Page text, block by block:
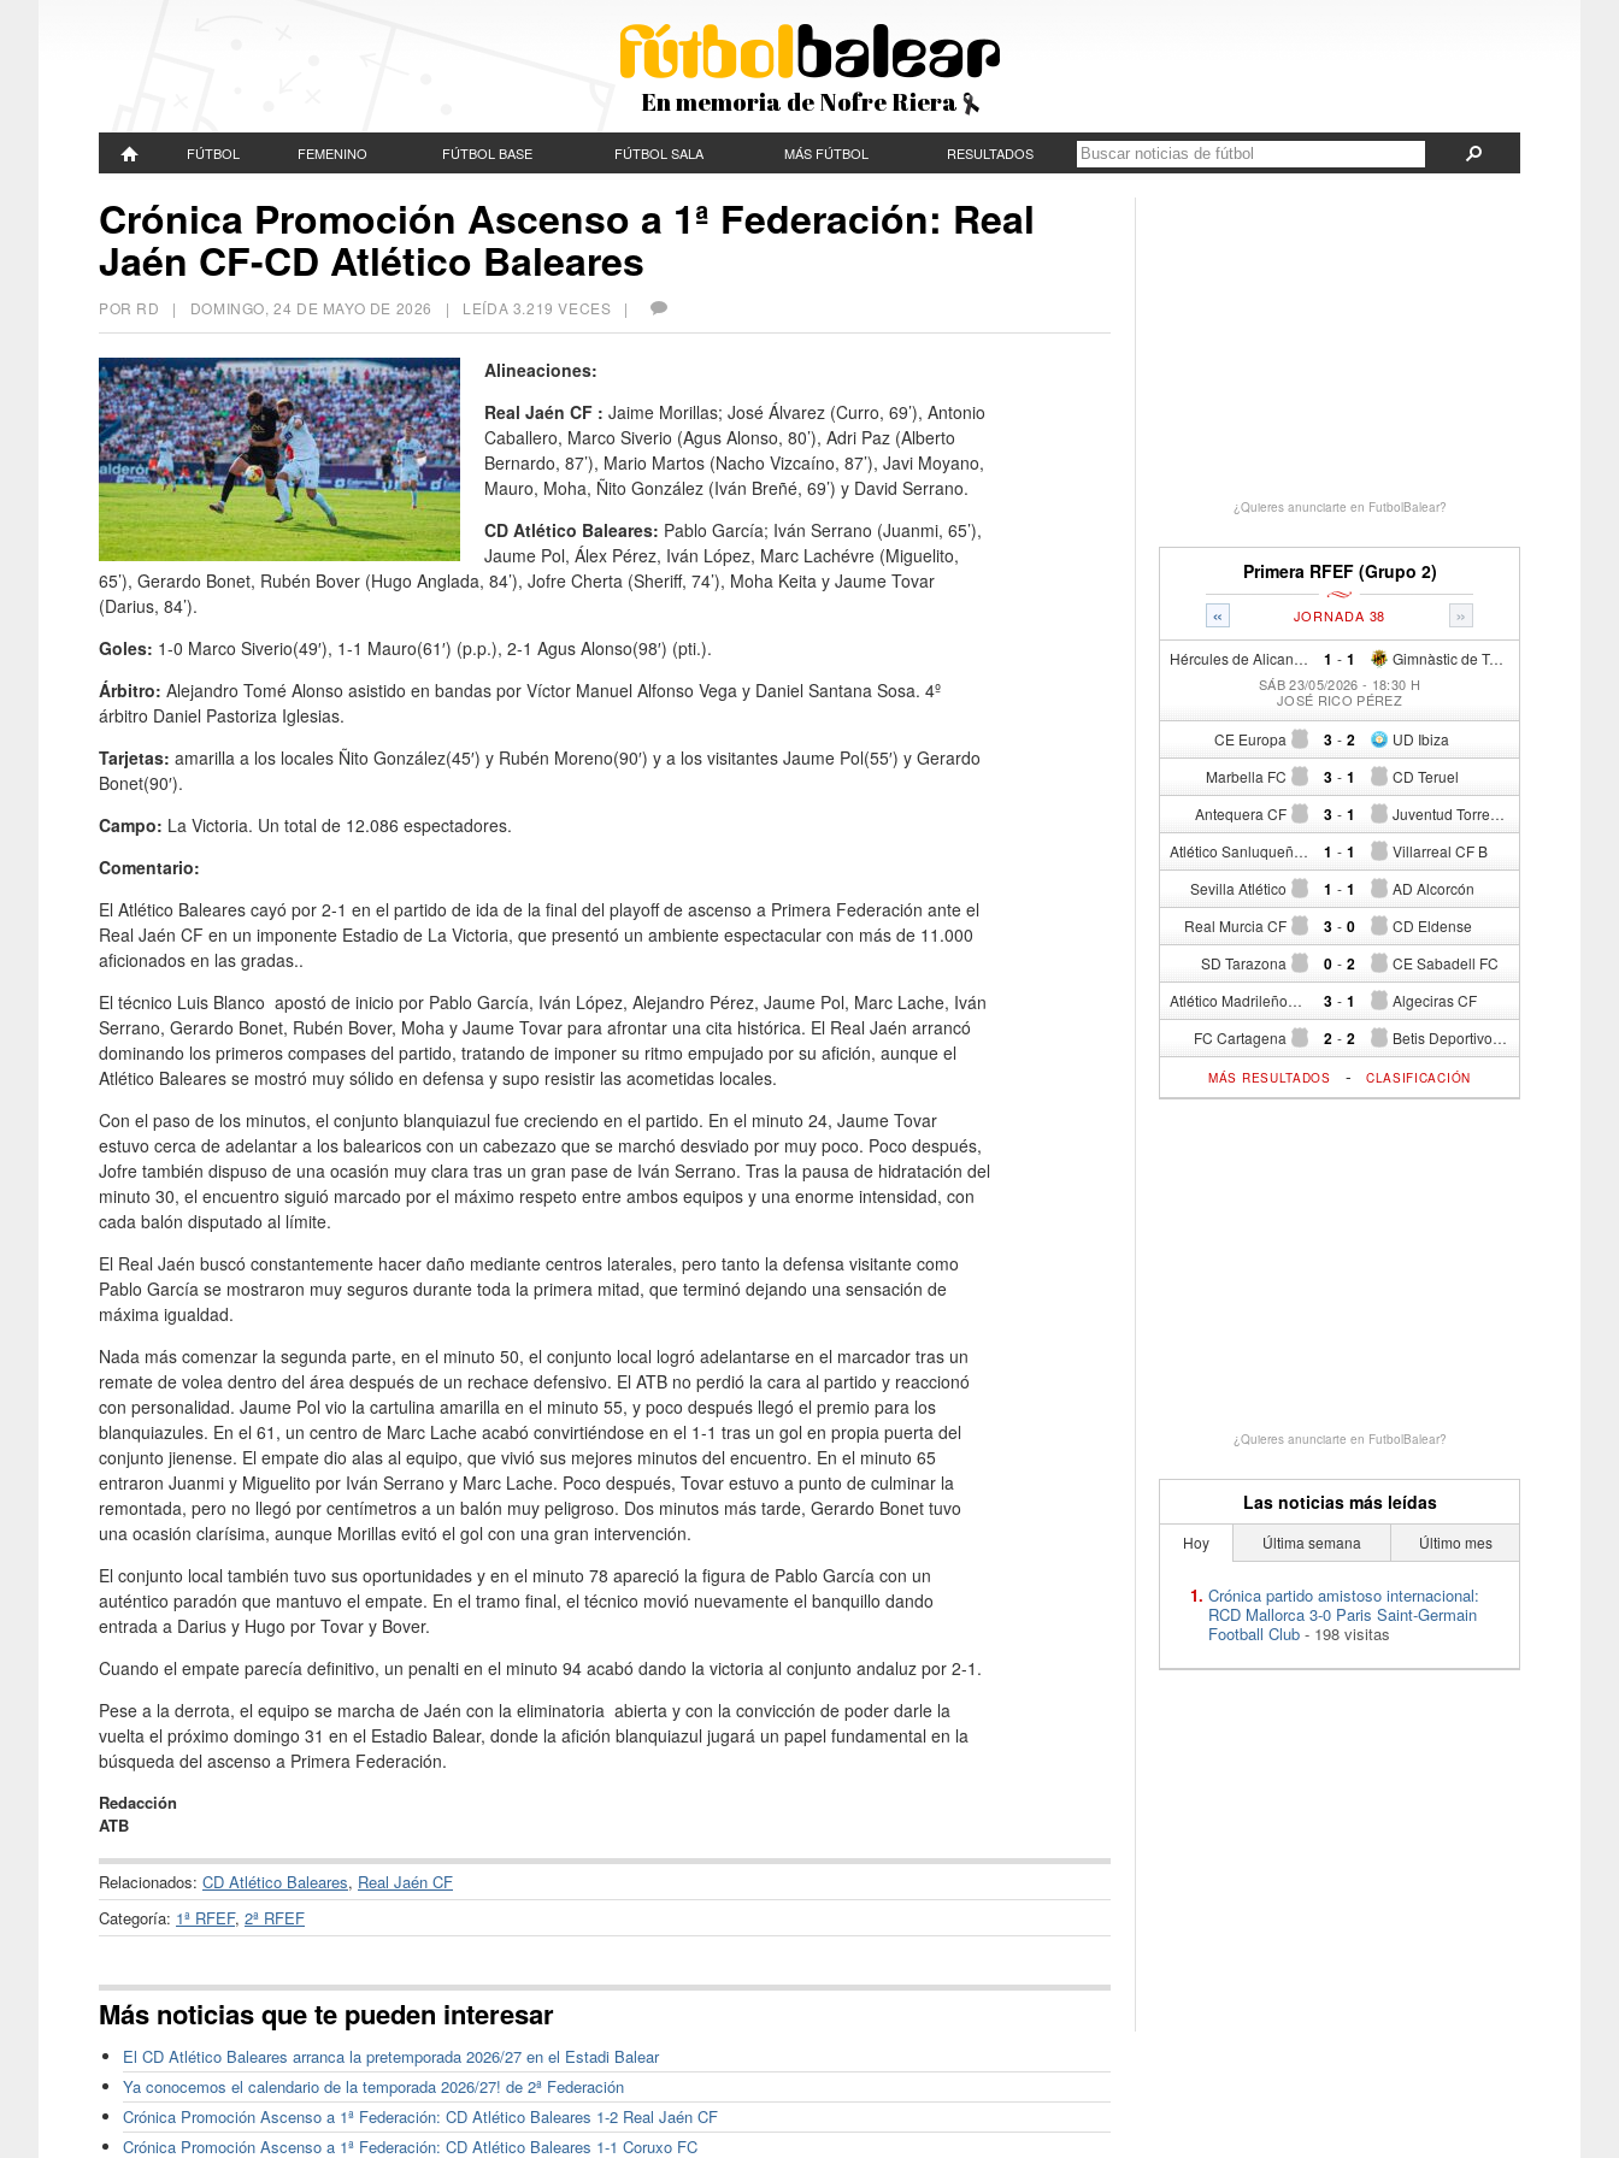
En memoria de Nofre Riera
FÚTBOL FEMENINO FÚTBOL BASE FÚTBOL SALA MÁS FÚTBOL RESULTADOS
Crónica Promoción Ascenso a 1ª Federación: Real
Jaén CF-CD Atlético Baleares
POR RD | DOMINGO, 24 DE MAYO DE 2026 | LEÍDA 3.219 VECES |
Alineaciones:
Real Jaén CF : Jaime Morillas; José Álvarez (Curro, 69’), Antonio
Caballero, Marco Siverio (Agus Alonso, 80’), Adri Paz (Alberto
Bernardo, 87’), Mario Martos (Nacho Vizcaíno, 87’), Javi Moyano,
Mauro, Moha, Ñito González (Iván Breñé, 69’) y David Serrano.
CD Atlético Baleares: Pablo García; Iván Serrano (Juanmi, 65’),
Jaume Pol, Álex Pérez, Iván López, Marc Lachévre (Miguelito,
65’), Gerardo Bonet, Rubén Bover (Hugo Anglada, 84’), Jofre Cherta (Sheriff, 74’), Moha Keita y Jaume Tovar
(Darius, 84’).
Goles: 1-0 Marco Siverio(49′), 1-1 Mauro(61′) (p.p.), 2-1 Agus Alonso(98′) (pti.).
Árbitro: Alejandro Tomé Alonso asistido en bandas por Víctor Manuel Alfonso Vega y Daniel Santana Sosa. 4º
árbitro Daniel Pastoriza Iglesias.
Tarjetas: amarilla a los locales Ñito González(45′) y Rubén Moreno(90′) y a los visitantes Jaume Pol(55′) y Gerardo
Bonet(90′).
Campo: La Victoria. Un total de 12.086 espectadores.
Comentario:
El Atlético Baleares cayó por 2-1 en el partido de ida de la final del playoff de ascenso a Primera Federación ante el
Real Jaén CF en un imponente Estadio de La Victoria, que presentó un ambiente espectacular con más de 11.000
aficionados en las gradas..
El técnico Luis Blanco apostó de inicio por Pablo García, Iván López, Alejandro Pérez, Jaume Pol, Marc Lache, Iván
Serrano, Gerardo Bonet, Rubén Bover, Moha y Jaume Tovar para afrontar una cita histórica. El Real Jaén arrancó
dominando los primeros compases del partido, tratando de imponer su ritmo empujado por su afición, aunque el
Atlético Baleares se mostró muy sólido en defensa y supo resistir las acometidas locales.
Con el paso de los minutos, el conjunto blanquiazul fue creciendo en el partido. En el minuto 24, Jaume Tovar
estuvo cerca de adelantar a los balearicos con un cabezazo que se marchó desviado por muy poco. Poco después,
Jofre también dispuso de una ocasión muy clara tras un gran pase de Iván Serrano. Tras la pausa de hidratación del
minuto 30, el encuentro siguió marcado por el máximo respeto entre ambos equipos y una enorme intensidad, con
cada balón disputado al límite.
El Real Jaén buscó constantemente hacer daño mediante centros laterales, pero tanto la defensa visitante como
Pablo García se mostraron muy seguros durante toda la primera mitad, que terminó dejando una sensación de
máxima igualdad.
Nada más comenzar la segunda parte, en el minuto 50, el conjunto local logró adelantarse en el marcador tras un
remate de volea dentro del área después de un rechace defensivo. El ATB no perdió la cara al partido y reaccionó
con personalidad. Jaume Pol vio la cartulina amarilla en el minuto 55, y poco después llegó el premio para los
blanquiazules. En el 61, un centro de Marc Lache acabó convirtiéndose en el 1-1 tras un gol en propia puerta del
conjunto jienense. El empate dio alas al equipo, que vivió sus mejores minutos del encuentro. En el minuto 65
entraron Juanmi y Miguelito por Iván Serrano y Marc Lache. Poco después, Tovar estuvo a punto de culminar la
remontada, pero no llegó por centímetros a un balón muy peligroso. Dos minutos más tarde, Gerardo Bonet tuvo
una ocasión clarísima, aunque Morillas evitó el gol con una gran intervención.
El conjunto local también tuvo sus oportunidades y en el minuto 78 apareció la figura de Pablo García con un
auténtico paradón que mantuvo el empate. En el tramo final, el técnico movió nuevamente el banquillo dando
entrada a Darius y Hugo por Tovar y Bover.
Cuando el empate parecía definitivo, un penalti en el minuto 94 acabó dando la victoria al conjunto andaluz por 2-1.
Pese a la derrota, el equipo se marcha de Jaén con la eliminatoria abierta y con la convicción de poder darle la
vuelta el próximo domingo 31 en el Estadio Balear, donde la afición blanquiazul jugará un papel fundamental en la
búsqueda del ascenso a Primera Federación.
Redacción
ATB
Relacionados: CD Atlético Baleares, Real Jaén CF
Categoría: 1ª RFEF, 2ª RFEF
Más noticias que te pueden interesar
El CD Atlético Baleares arranca la pretemporada 2026/27 en el Estadi Balear
Ya conocemos el calendario de la temporada 2026/27! de 2ª Federación
Crónica Promoción Ascenso a 1ª Federación: CD Atlético Baleares 1-2 Real Jaén CF
Crónica Promoción Ascenso a 1ª Federación: CD Atlético Baleares 1-1 Coruxo FC
¿Quieres anunciarte en FutbolBalear?
Primera RFEF (Grupo 2)
« »
JORNADA 38
Hércules de Alicante CF 1 - Gimnàstic de Tarragona
1
SÁB 23/05/2026 - 18:30 H
JOSÉ RICO PÉREZ
CE Europa 3 - UD Ibiza
2
Marbella FC 3 - CD Teruel
1
Antequera CF 3 - Juventud Torremolinos CF
1
Atlético Sanluqueño CF 1 - Villarreal CF B
1
Sevilla Atlético 1 - AD Alcorcón
1
Real Murcia CF 3 - CD Eldense
0
SD Tarazona 0 - CE Sabadell FC
2
Atlético Madrileño 3 - Algeciras CF
1
FC Cartagena 2 - Betis Deportivo Balompié
2
MÁS RESULTADOS - CLASIFICACIÓN
¿Quieres anunciarte en FutbolBalear?
Las noticias más leídas
Hoy Última semana Último mes
Crónica partido amistoso internacional:
RCD Mallorca 3-0 Paris Saint-Germain
Football Club - 198 visitas